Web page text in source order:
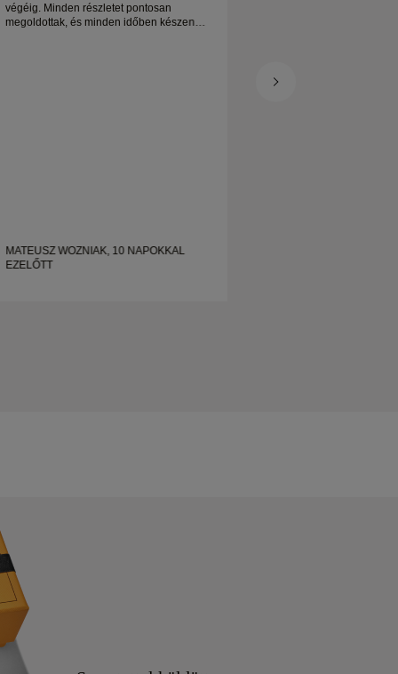
végéig. Minden részletet pontosan
megoldottak, és minden időben készen
MATEUSZ WOZNIAK, 10 NAPOKKAL
EZELŐTT